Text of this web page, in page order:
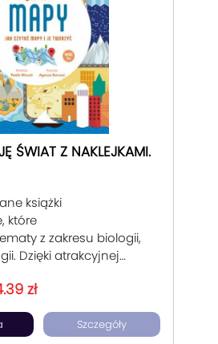
ŚWIAT Z NAKLEJKAMI.
książki
które
z zakresu biologii,
Dzięki atrakcyjnej
zagadki,
naklejki utrwalają zdobytą
zł
Szczegóły